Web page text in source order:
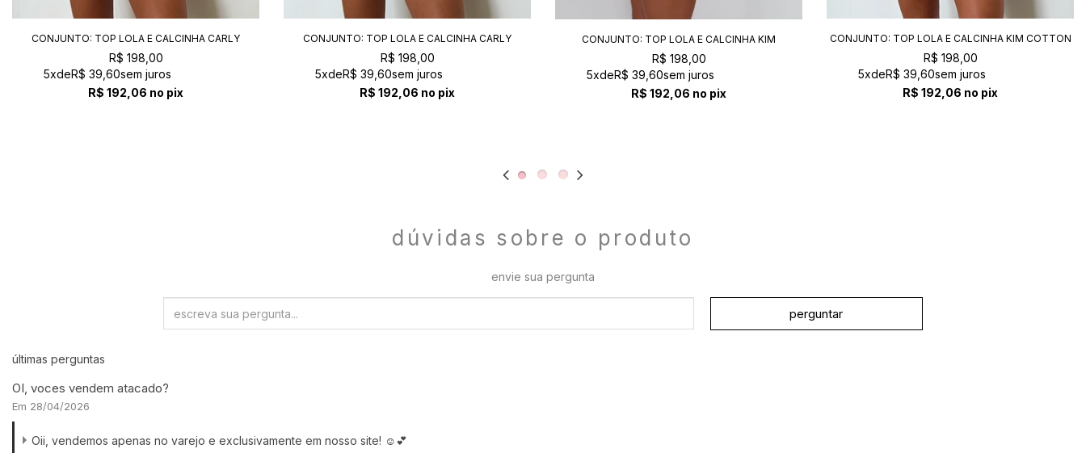
CONJUNTO: TOP LOLA E CALCINHA CARLY
AMETISTA
R$ 198,00
5xdeR$ 39,60sem juros
R$ 192,06 no pix
CONJUNTO: TOP LOLA E CALCINHA CARLY
CHICLETE
R$ 198,00
5xdeR$ 39,60sem juros
R$ 192,06 no pix
CONJUNTO: TOP LOLA E CALCINHA KIM
LIMONADE
R$ 198,00
5xdeR$ 39,60sem juros
R$ 192,06 no pix
CONJUNTO: TOP LOLA E CALCINHA KIM COTTON
R$ 198,00
5xdeR$ 39,60sem juros
R$ 192,06 no pix
dúvidas sobre o produto
envie sua pergunta
perguntar
últimas perguntas
OI, voces vendem atacado?
Em 28/04/2026
Oii, vendemos apenas no varejo e exclusivamente em nosso site! ☺️💕